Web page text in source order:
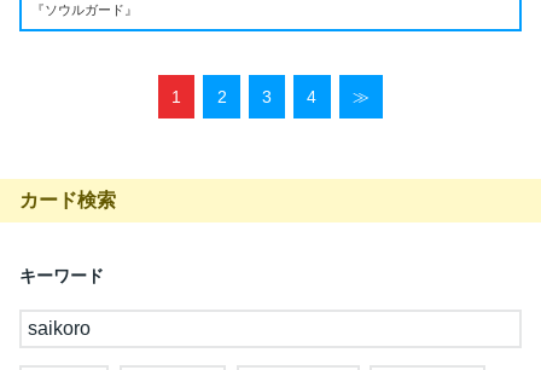
『ソウルガード』
1 2 3 4 ≫
カード検索
キーワード